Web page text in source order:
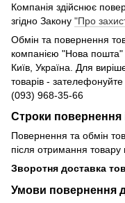
Компанія здійснює
згідно Закону "Про
Обмін та повернення
компанією "Нова пошта"
Київ, Україна. Для
товарів -
(093) 968-35-66
Строки повернення
Повернення та обмін
після отримання товару
Зворотня доставка
Умови повернення